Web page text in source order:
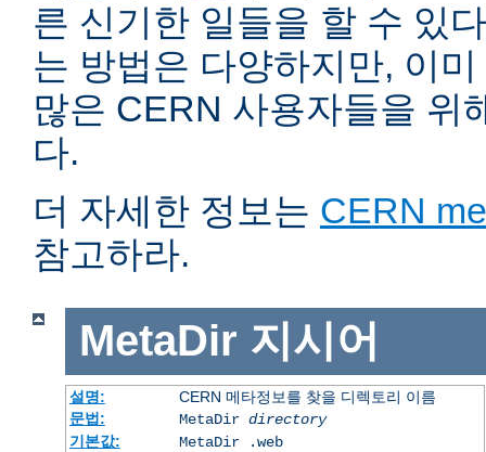
른 신기한 일들을 할 수 있
는 방법은 다양하지만, 이
많은 CERN 사용자들을 위
다.
더 자세한 정보는 CERN
참고하라.
MetaDir 지시어
설명:
CERN 메타정보를 찾을 디렉토리 이름
문법:
MetaDir directory
기본값:
MetaDir .web